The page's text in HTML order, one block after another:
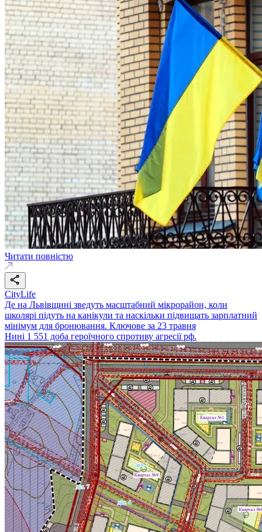
Читати повністю
CityLife
Де на Львівщині зведуть масштабний мікрорайон, коли
школярі підуть на канікули та наскільки підвищать зарплатний
мінімум для бронювання. Ключове за 23 травня
Нині 1 551 доба героїчного спротиву агресії рф.